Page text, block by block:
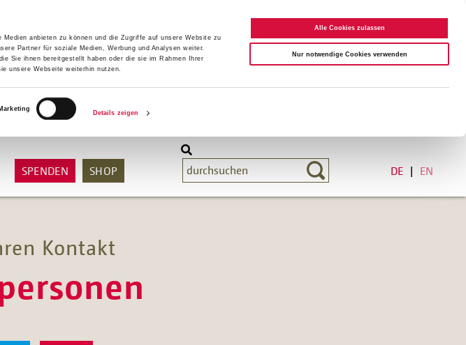
anbieten zu können und die Zugriffe auf unsere Website zu
Partner für soziale Medien, Werbung und Analysen weiter.
Sie ihnen bereitgestellt haben oder die sie im Rahmen Ihrer
unsere Webseite weiterhin nutzen.
Details zeigen
Alle Cookies zulassen
Nur notwendige Cookies verwenden
SPENDEN SHOP DE EN
Kontakt